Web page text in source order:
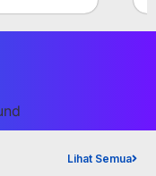
Lihat Semua